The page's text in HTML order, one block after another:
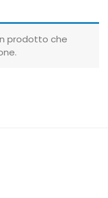
prodotto che